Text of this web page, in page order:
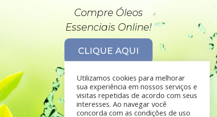
Compre Óleos
Essenciais Online!
CLIQUE AQUI
Utilizamos cookies para melhorar
sua experiência em nossos serviços e
visitas repetidas de acordo com seus
interesses. Ao navegar você
concorda com as condições de uso